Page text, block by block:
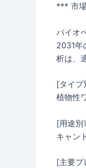
*** 市
バイオ
2031年
析は、
[タイプ
植物性
[用途別
キャン
[主要プ